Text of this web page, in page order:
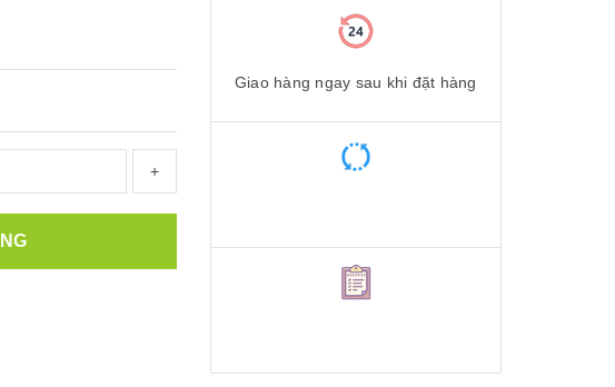
+
Giao hàng ngay sau khi đặt hàng